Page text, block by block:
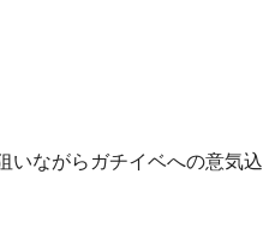
いながらガチイベへの意気込